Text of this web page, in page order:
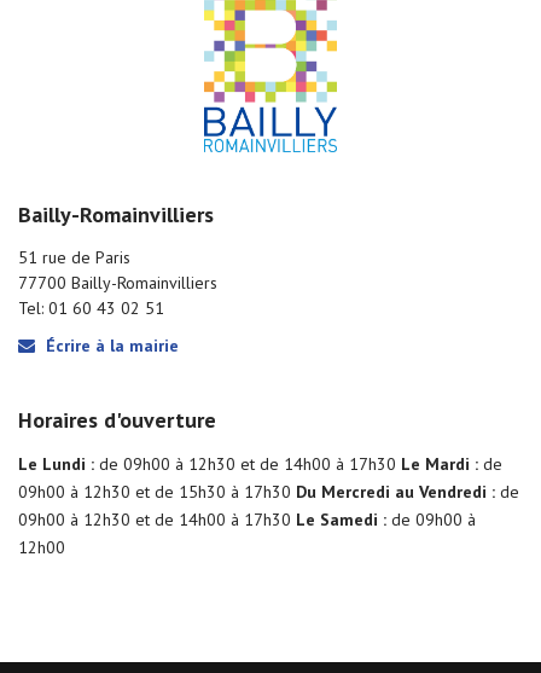
Bailly-Romainvilliers
51 rue de Paris
77700 Bailly-Romainvilliers
Tel: 01 60 43 02 51
Écrire à la mairie
Horaires d'ouverture
Le Lundi : de 09h00 à 12h30 et de 14h00 à 17h30 Le Mardi : de
09h00 à 12h30 et de 15h30 à 17h30 Du Mercredi au Vendredi : de
09h00 à 12h30 et de 14h00 à 17h30 Le Samedi : de 09h00 à
12h00